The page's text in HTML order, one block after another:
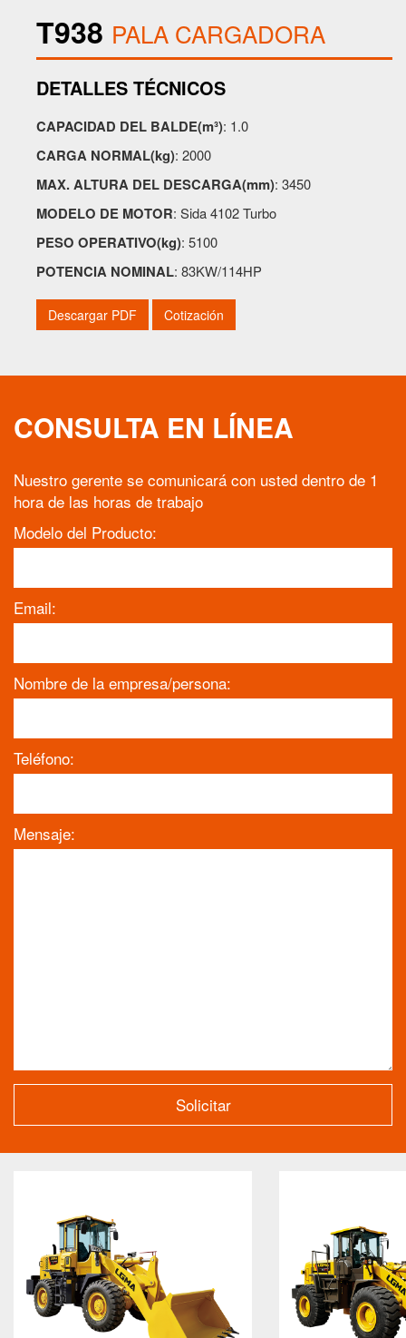
T938 PALA CARGADORA
DETALLES TÉCNICOS
CAPACIDAD DEL BALDE(m³): 1.0
CARGA NORMAL(kg): 2000
MAX. ALTURA DEL DESCARGA(mm): 3450
MODELO DE MOTOR: Sida 4102 Turbo
PESO OPERATIVO(kg): 5100
POTENCIA NOMINAL: 83KW/114HP
Descargar PDF Cotización
CONSULTA EN LÍNEA
Nuestro gerente se comunicará con usted dentro de 1
hora de las horas de trabajo
Modelo del Producto:
Email:
Nombre de la empresa/persona:
Teléfono:
Mensaje: